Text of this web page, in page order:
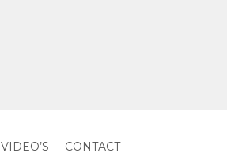
VIDEO’S CONTACT